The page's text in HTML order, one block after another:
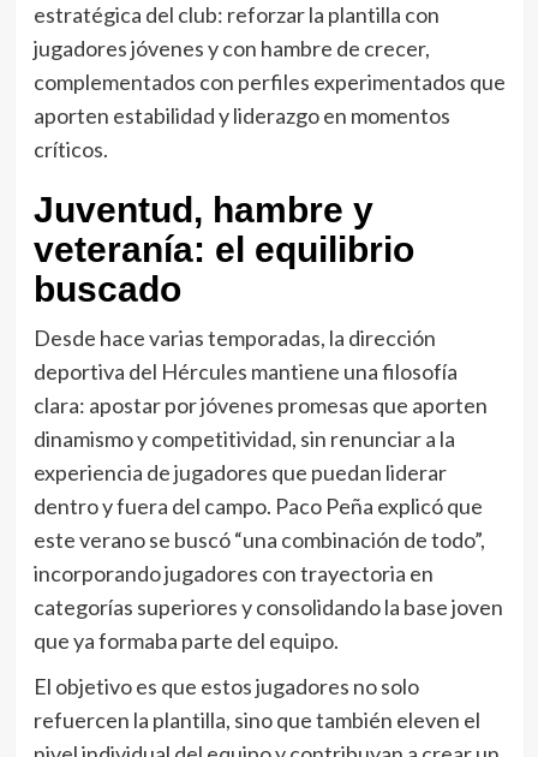
estratégica del club: reforzar la plantilla con
jugadores jóvenes y con hambre de crecer,
complementados con perfiles experimentados que
aporten estabilidad y liderazgo en momentos
críticos.
Juventud, hambre y
veteranía: el equilibrio
buscado
Desde hace varias temporadas, la dirección
deportiva del Hércules mantiene una filosofía
clara: apostar por jóvenes promesas que aporten
dinamismo y competitividad, sin renunciar a la
experiencia de jugadores que puedan liderar
dentro y fuera del campo. Paco Peña explicó que
este verano se buscó “una combinación de todo”,
incorporando jugadores con trayectoria en
categorías superiores y consolidando la base joven
que ya formaba parte del equipo.
El objetivo es que estos jugadores no solo
refuercen la plantilla, sino que también eleven el